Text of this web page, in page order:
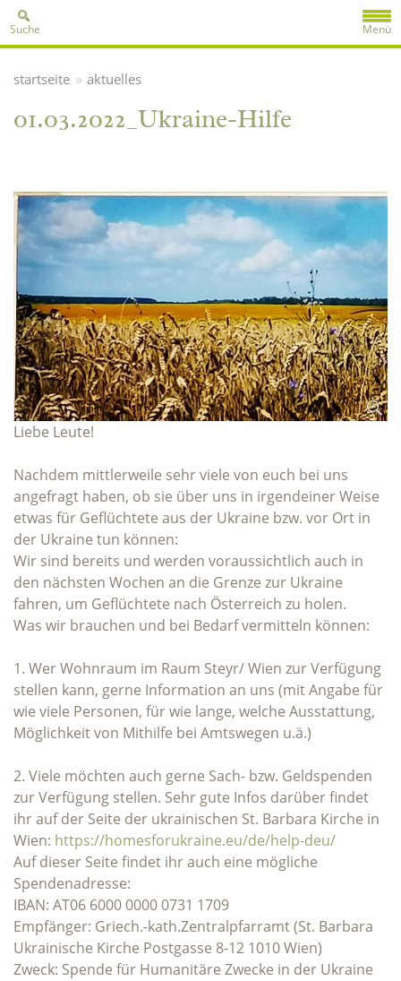
Menü
Suche
startseite » aktuelles
01.03.2022_Ukraine-Hilfe
Liebe Leute!
Nachdem mittlerweile sehr viele von euch bei uns
angefragt haben, ob sie über uns in irgendeiner Weise
etwas für Geflüchtete aus der Ukraine bzw. vor Ort in
der Ukraine tun können:
Wir sind bereits und werden voraussichtlich auch in
den nächsten Wochen an die Grenze zur Ukraine
fahren, um Geflüchtete nach Österreich zu holen.
Was wir brauchen und bei Bedarf vermitteln können:
1. Wer Wohnraum im Raum Steyr/ Wien zur Verfügung
stellen kann, gerne Information an uns (mit Angabe für
wie viele Personen, für wie lange, welche Ausstattung,
Möglichkeit von Mithilfe bei Amtswegen u.ä.)
2. Viele möchten auch gerne Sach- bzw. Geldspenden
zur Verfügung stellen. Sehr gute Infos darüber findet
ihr auf der Seite der ukrainischen St. Barbara Kirche in
Wien: https://homesforukraine.eu/de/help-deu/
Auf dieser Seite findet ihr auch eine mögliche
Spendenadresse:
IBAN: AT06 6000 0000 0731 1709
Empfänger: Griech.-kath.Zentralpfarramt (St. Barbara
Ukrainische Kirche Postgasse 8-12 1010 Wien)
Zweck: Spende für Humanitäre Zwecke in der Ukraine